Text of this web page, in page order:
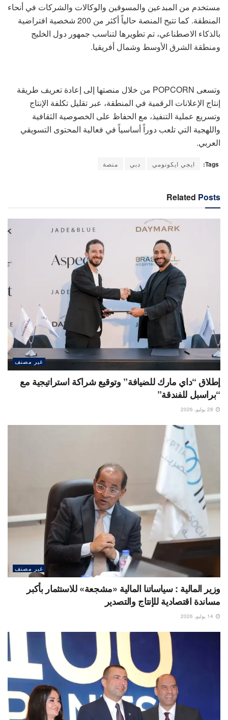
مستخدم من المبدعين والمسوقين والوكالات والشركات في أنحاء
المنطقة. كما تتيح المنصة حالياً أكثر من 200 شخصية افتراضية
بالذكاء الاصطناعي، تم تطويرها لتناسب جمهور دول الخليج
ومنطقة الشرق الأوسط وشمال أفريقيا.
وتسعى POPCORN من خلال منصتها إلى إعادة تعريف طريقة
إنتاج الإعلانات الرقمية في المنطقة، عبر تقليل تكلفة الإنتاج
وتسريع عملية التنفيذ، مع الحفاظ على الخصوصية الثقافية
واللهجية التي تلعب دوراً أساسياً في فعالية المحتوى التسويقي
العربي.
Tags: ايجي ايكونومي دبي منصة
Related Posts
غير مصنف
إطلاق “داي مارك للضيافة” وتوقيع شراكة استراتيجية مع
“براسبل للفندقة”
غير مصنف
وزير المالية : سياساتنا المالية «مشجعة» للاستثمار بأكبر
مساندة اقتصادية للإنتاج والتصدير